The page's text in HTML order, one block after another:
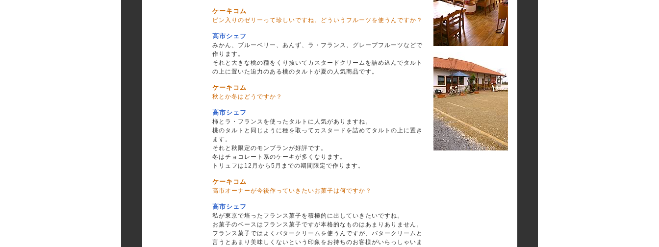
ケーキコム
ビン入りのゼリーって珍しいですね。どういうフルーツを使うんですか？
高市シェフ
みかん、ブルーベリー、あんず、ラ・フランス、グレープフルーツなどで
作ります。
それと大きな桃の種をくり抜いてカスタードクリームを詰め込んでタルト
の上に置いた迫力のある桃のタルトが夏の人気商品です。
ケーキコム
秋とか冬はどうですか？
高市シェフ
柿とラ・フランスを使ったタルトに人気がありますね。
桃のタルトと同じように種を取ってカスタードを詰めてタルトの上に置き
ます。
それと秋限定のモンブランが好評です。
冬はチョコレート系のケーキが多くなります。
トリュフは12月から5月までの期間限定で作ります。
ケーキコム
高市オーナーが今後作っていきたいお菓子は何ですか？
高市シェフ
私が東京で培ったフランス菓子を積極的に出していきたいですね。
お菓子のベースはフランス菓子ですが本格的なものはあまりありません。
フランス菓子ではよくバタークリームを使うんですが、バタークリームと
言うとあまり美味しくないという印象をお持ちのお客様がいらっしゃいま